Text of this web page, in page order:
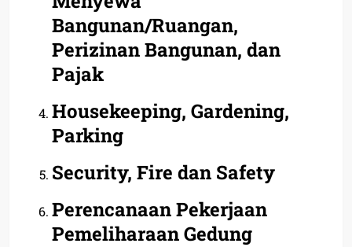
Bangunan/Ruangan,
Perizinan Bangunan, dan
Pajak
Housekeeping, Gardening,
Parking
Security, Fire dan Safety
Perencanaan Pekerjaan
Pemeliharaan Gedung